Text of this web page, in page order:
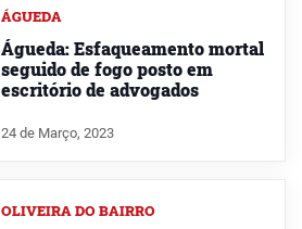
ÁGUEDA
Águeda: Esfaqueamento mortal
seguido de fogo posto em
escritório de advogados
24 de Março, 2023
OLIVEIRA DO BAIRRO